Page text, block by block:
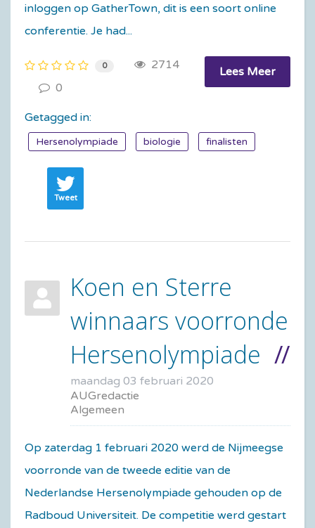
inloggen op GatherTown, dit is een soort online
conferentie. Je had...
Lees Meer
0
2714
0
Getagged in:
Hersenolympiade biologie finalisten
Tweet
Koen en Sterre
winnaars voorronde
Hersenolympiade
maandag 03 februari 2020
AUGredactie
Algemeen
Op zaterdag 1 februari 2020 werd de Nijmeegse
voorronde van de tweede editie van de
Nederlandse Hersenolympiade gehouden op de
Radboud Universiteit. De competitie werd gestart